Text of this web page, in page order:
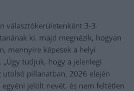
választókerületenként 3-3
ki, majd megnézik, hogyan
mennyire képesek a helyi
tudjuk, hogy a jelenlegi
utolsó pillanatban, 2026 elején
jelölt nevét, és nem feltétlen